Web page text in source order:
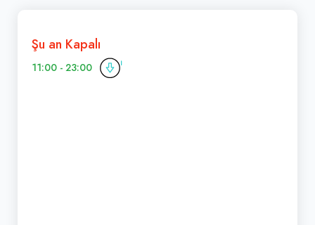
Şu an Kapalı
11:00 - 23:00